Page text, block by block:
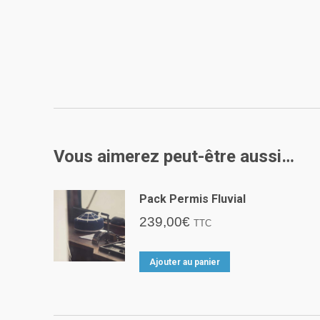
Vous aimerez peut-être aussi…
Pack Permis Fluvial
239,00€ TTC
Ajouter au panier